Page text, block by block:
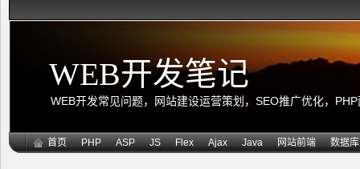
WEB开发笔记
WEB开发常见问题，网站建设运营策划，SEO推广优化，
首页 PHP ASP JS Flex Ajax Java 网站前端 数据库